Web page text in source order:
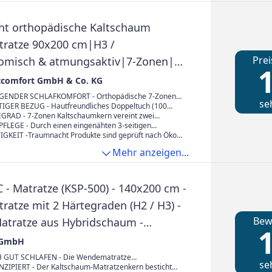
kann nach dem Öffnen nicht in die
orthopädische Kaltschaum
90x200 cm|H3 /
& atmungsaktiv|7-Zonen|
cm
abnehmbar &
Qualitätsstandard
GmbH & Co. KG
SCHLAFKOMFORT - Orthopädische 7-Zonen
mit praktischem Duo Härtegrad unterstützt
Rücken durch optimale Druckentlastung, sanftes
und Hüftbereichs sowie optimale Stützung
BEZUG - Hautfreundliches Doppeltuch (100
hochwertig versteppt mit Klimafasern, absorbiert
und sorgt für ein trockenes und gesundes
- 7-Zonen Kaltschaumkern vereint zwei
und 4 (fest). Die Liegehärte lässt sich
durch Wenden anpassen. Gesamthöhe: ca. 16
- Durch einen eingenähten 3-seitigen
ist der Bezug leicht abnehmbar und bei 60°C
-Traumnacht Produkte sind geprüft nach Öko-
Label – die Darstellung dient nur zuMehr anzeigen...
- Matratze (KSP-500) - 140x200 cm -
mit 2 Härtegraden (H2 / H3) -
aus Hybridschaum -
& Antibakteriell - Oeko-TEX®
- Paketlieferung
GUT SCHLAFEN - Die Wendematratze
bietet mit 2 verschiedenen Härtegraden (H2/H3)
- Der Kaltschaum-Matratzenkern besticht